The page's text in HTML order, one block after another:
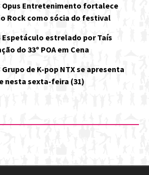
Opus Entretenimento fortalece
Rock como sócia do festival
Espetáculo estrelado por Taís
do 33º POA em Cena
Grupo de K-pop NTX se apresenta
nesta sexta-feira (31)